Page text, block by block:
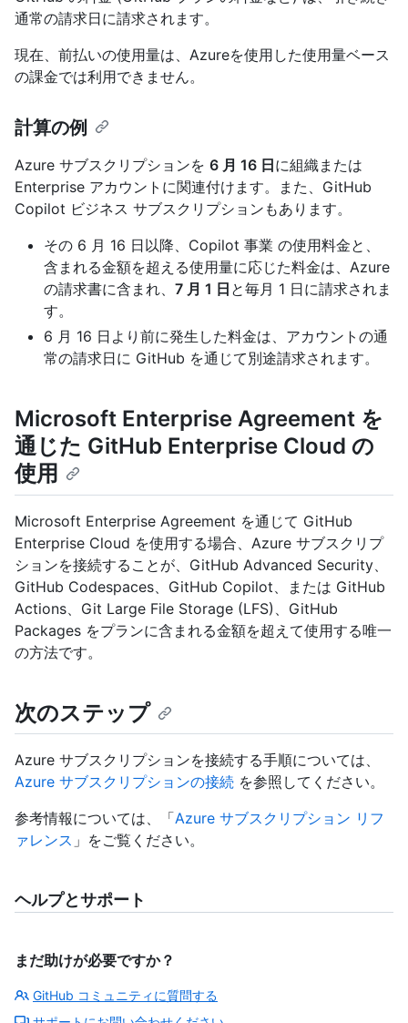
通常の請求日に請求されます。
現在、前払いの使用量は、Azureを使用した使用量ベース
の課金では利用できません。
計算の例
Azure サブスクリプションを 6 月 16 日に組織または
Enterprise アカウントに関連付けます。また、GitHub
Copilot ビジネス サブスクリプションもあります。
その 6 月 16 日以降、Copilot 事業 の使用料金と、
含まれる金額を超える使用量に応じた料金は、Azure
の請求書に含まれ、 7 月 1 日 と毎月 1 日に請求されま
す。
6 月 16 日より前に発生した料金は、アカウントの通
常の請求日に GitHub を通じて別途請求されます。
Microsoft Enterprise Agreement を
通じた GitHub Enterprise Cloud の
使用
Microsoft Enterprise Agreement を通じて GitHub
Enterprise Cloud を使用する場合、Azure サブスクリプ
ションを接続することが、GitHub Advanced Security、
GitHub Codespaces、GitHub Copilot、または GitHub
Actions、Git Large File Storage (LFS)、GitHub
Packages をプランに含まれる金額を超えて使用する唯一
の方法です。
次のステップ
Azure サブスクリプションを接続する手順については、
Azure サブスクリプションの接続 を参照してください。
参考情報については、「Azure サブスクリプション リフ
ァレンス 」をご覧ください。
ヘルプとサポート
まだ助けが必要ですか？
GitHub コミュニティに質問する